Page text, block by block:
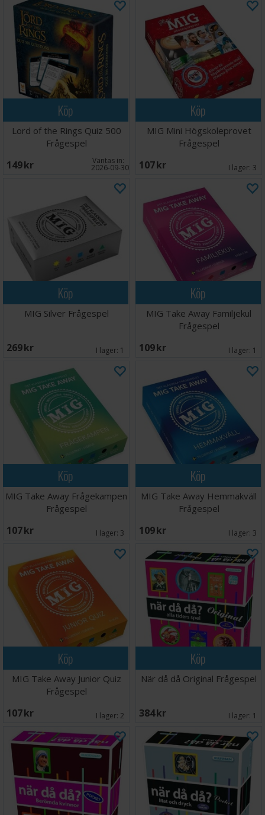
Köp
Lord of the Rings Quiz 500
Frågespel
149 SEK Väntas in:
2026-09-30
Köp
MIG Mini Högskoleprovet
Frågespel
107 SEK I lager: 3
Köp
MIG Silver Frågespel
269 SEK I lager: 1
Köp
MIG Take Away Familjekul
Frågespel
109 SEK I lager: 1
Köp
MIG Take Away Frågekampen
Frågespel
107 SEK I lager: 3
Köp
MIG Take Away Hemmakväll
Frågespel
109 SEK I lager: 3
Köp
MIG Take Away Junior Quiz
Frågespel
107 SEK I lager: 2
Köp
När då då Original Frågespel
384 SEK I lager: 1